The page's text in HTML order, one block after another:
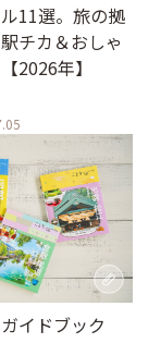
11選。旅の拠
チカ＆おしゃ
2026年】
イドブック